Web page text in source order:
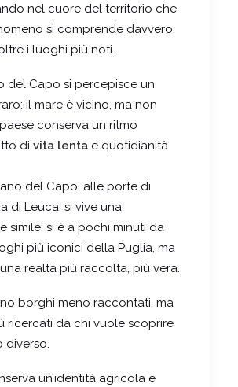
nel cuore del territorio che
si comprende davvero,
i luoghi più noti.
del Capo si percepisce un
il mare è vicino, ma non
conserva un ritmo
di vita lenta e quotidianità
del Capo, alle porte di
di Leuca, si vive una
simile: si è a pochi minuti da
più iconici della Puglia, ma
realtà più raccolta, più vera.
borghi meno raccontati, ma
ricercati da chi vuole scoprire
diverso.
un’identità agricola e